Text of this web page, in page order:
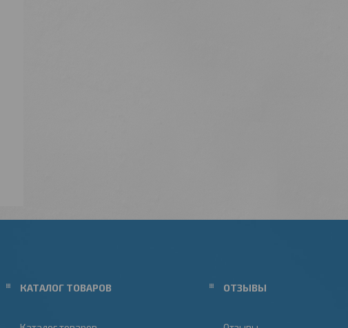
КАТАЛОГ ТОВАРОВ ОТЗЫВЫ